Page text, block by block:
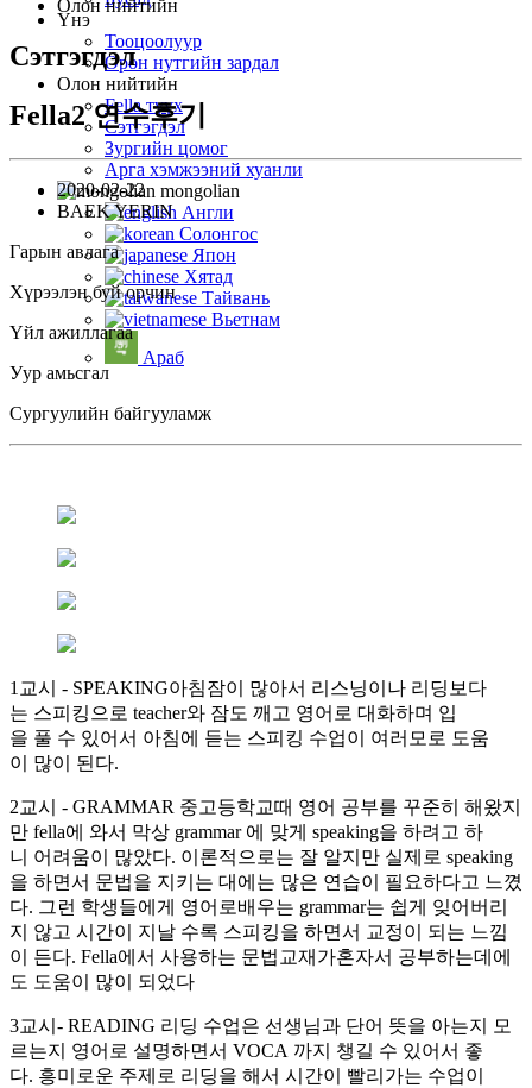
Үнэ
Тооцоолуур
Орон нутгийн зардал
Олон нийтийн
Fella түүх
Сэтгэгдэл
Зургийн цомог
Арга хэмжээний хуанли
mongolian
Англи
Солонгос
Япон
Хятад
Тайвань
Вьетнам
Араб
Олон нийтийн
Сэтгэгдэл
Fella2 연수후기
2020-02-22
BAEK YERIN
Гарын авлага
Хүрээлэн буй орчин
Үйл ажиллагаа
Уур амьсгал
Сургуулийн байгууламж
1교시 - SPEAKING아침잠이 많아서 리스닝이나 리딩보다
는 스피킹으로 teacher와 잠도 깨고 영어로 대화하며 입
을 풀 수 있어서 아침에 듣는 스피킹 수업이 여러모로 도움
이 많이 된다.
2교시 - GRAMMAR 중고등학교때 영어 공부를 꾸준히 해왔지
만 fella에 와서 막상 grammar 에 맞게 speaking을 하려고 하
니 어려움이 많았다. 이론적으로는 잘 알지만 실제로 speaking
을 하면서 문법을 지키는 대에는 많은 연습이 필요하다고 느꼈
다. 그런 학생들에게 영어로배우는 grammar는 쉽게 잊어버리
지 않고 시간이 지날 수록 스피킹을 하면서 교정이 되는 느낌
이 든다. Fella에서 사용하는 문법교재가혼자서 공부하는데에
도 도움이 많이 되었다
3교시- READING 리딩 수업은 선생님과 단어 뜻을 아는지 모
르는지 영어로 설명하면서 VOCA 까지 챙길 수 있어서 좋
다. 흥미로운 주제로 리딩을 해서 시간이 빨리가는 수업이